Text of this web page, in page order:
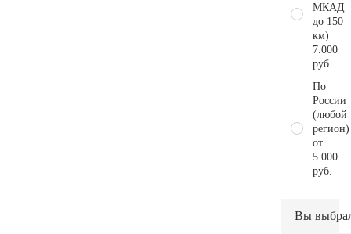
МКАД
до 150
км)
7.000
руб.
По
России
(любой
регион)
от
5.000
руб.
Вы